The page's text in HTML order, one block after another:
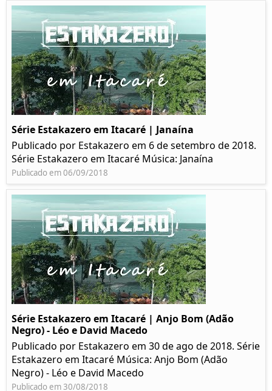
Série Estakazero em Itacaré | Janaína
Publicado por Estakazero em 6 de setembro de 2018.
Série Estakazero em Itacaré Música: Janaína
Publicado em 06/09/2018
Série Estakazero em Itacaré | Anjo Bom (Adão
Negro) - Léo e David Macedo
Publicado por Estakazero em 30 de ago de 2018. Série
Estakazero em Itacaré Música: Anjo Bom (Adão
Negro) - Léo e David Macedo
Publicado em 30/08/2018